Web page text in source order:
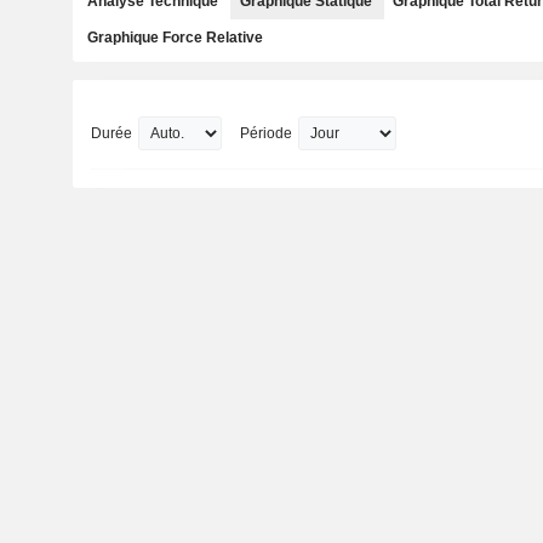
Graphique Force Relative
Durée Période